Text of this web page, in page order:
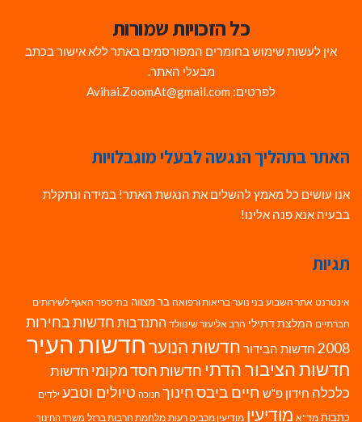
כל הזכויות שמורות
אין לעשות שימוש בחומרים המפורסמים באתר ללא אישור בכתב
מבעלי האתר.
לפרטים: Avihai.ZoomAt@gmail.com
האתר בתהליך הנגשה לבעלי מוגבלויות
אנו עושים כל מאמץ להשלים את הנגשת האתר! במידה ונתקלת
בבעיה אנא פנה אלינו!
תגיות
אינטרנט אתר השבוע בני נוער בריאות ורפואה בר מצווה בתי ספר האגף לשירותים
חברתיים המלצת דתילי הרב אליעזר שינוולד התנדבות חדשות בחירות
2008 חדשות הבידור חדשות הנוערחדשות העיר
חדשות הציבור הדתי חדשות חסד מקומי חדשות
כלכלה חידון פ"ש חיים ביבסחינוך חנוכה טיולים וטבע ילדים
כתבות מד"א מודיעין מודיעין מכבים רעות מלחמת חרבות ברזל משרד החינוך